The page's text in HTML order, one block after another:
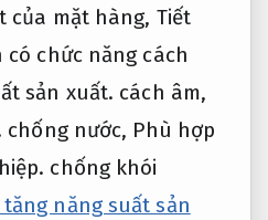
của mặt hàng, Tiết
có chức năng cách
sản xuất. cách âm,
chống nước, Phù hợp
chống khói
tăng năng suất sản